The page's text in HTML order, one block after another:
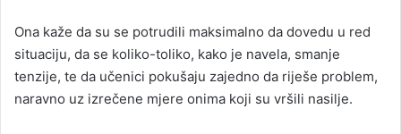
Ona kaže da su se potrudili maksimalno da dovedu u red
situaciju, da se koliko-toliko, kako je navela, smanje
tenzije, te da učenici pokušaju zajedno da riješe problem,
naravno uz izrečene mjere onima koji su vršili nasilje.